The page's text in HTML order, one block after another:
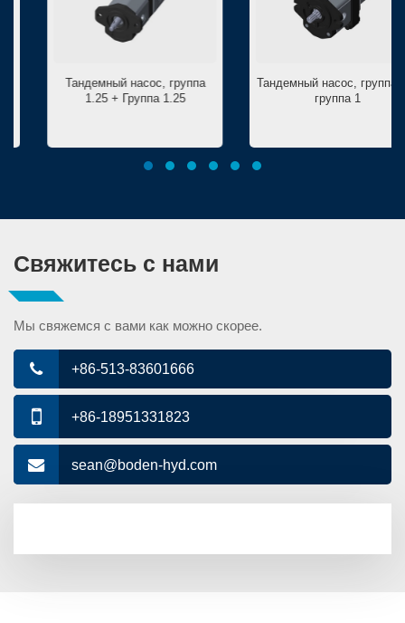
Тандемный насос, группа
1.25 + Группа 1.25
Тандемный насос, группа 2 +
группа 1
Свяжитесь с нами
Мы свяжемся с вами как можно скорее.
+86-513-83601666
+86-18951331823
sean@boden-hyd.com